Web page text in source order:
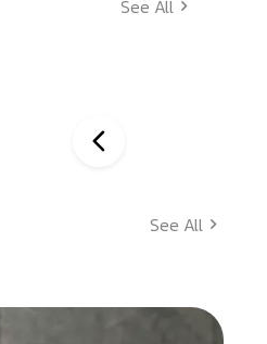
See All
See All